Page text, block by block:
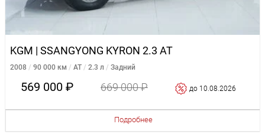
KGM | SSANGYONG KYRON 2.3 AT
2008 90 000 км AT 2.3 л Задний
569 000 ₽ 669 000 ₽ до 10.08.2026
Подробнее